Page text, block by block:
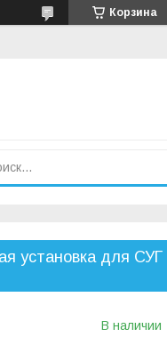
Корзина
установка для СУГ
В наличии